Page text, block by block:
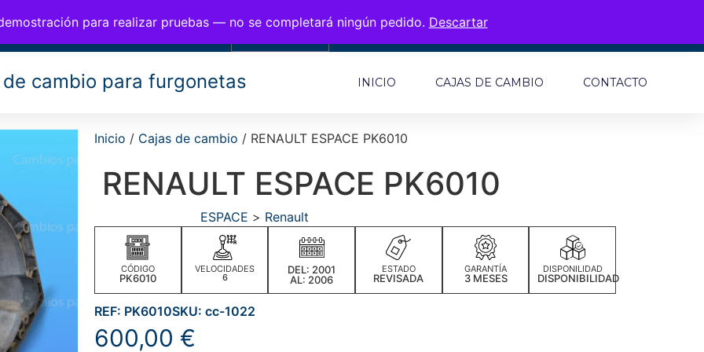
para realizar pruebas — no se completará ningún pedido. Descartar
PARA FURGONETAS
0,00€
de cambio para furgonetas INICIO CAJAS DE CAMBIO CONTACTO
Inicio / Cajas de cambio / RENAULT ESPACE PK6010
RENAULT ESPACE PK6010
ESPACE > Renault
CÓDIGO
PK6010
VELOCIDADES
6
DEL: 2001
AL: 2006
ESTADO
REVISADA
GARANTÍA
3 MESES
DISPONILIDAD
DISPONIBILIDAD
REF: PK6010SKU: cc-1022
600,00 €